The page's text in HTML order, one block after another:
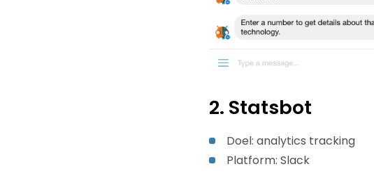
2. Statsbot
Doel: analytics tracking
Platform: Slack